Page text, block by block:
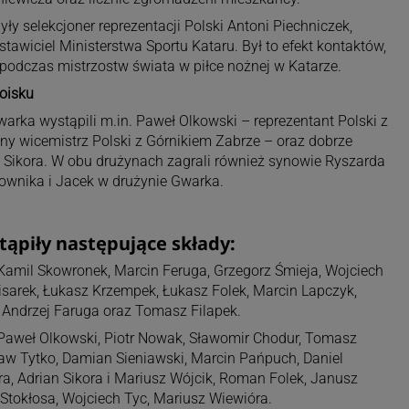
selekcjoner reprezentacji Polski Antoni Piechniczek,
Ministerstwa Sportu Kataru. Był to efekt kontaktów,
mistrzostw świata w piłce nożnej w Katarze.
wystąpili m.in. Paweł Olkowski – reprezentant Polski z
wicemistrz Polski z Górnikiem Zabrze – oraz dobrze
W obu drużynach zagrali również synowie Ryszarda
i Jacek w drużynie Gwarka.
następujące składy:
Skowronek, Marcin Feruga, Grzegorz Śmieja, Wojciech
Łukasz Krzempek, Łukasz Folek, Marcin Lapczyk,
Faruga oraz Tomasz Filapek.
Olkowski, Piotr Nowak, Sławomir Chodur, Tomasz
Tytko, Damian Sieniawski, Marcin Pańpuch, Daniel
Adrian Sikora i Mariusz Wójcik, Roman Folek, Janusz
Wojciech Tyc, Mariusz Wiewióra.